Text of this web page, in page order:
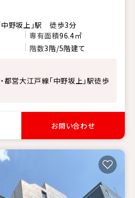
中野坂上」駅 徒歩3分
専有面積96.4㎡
階数3階/5階建て
都営大江戸線「中野坂上」駅徒歩
お問い合わせ